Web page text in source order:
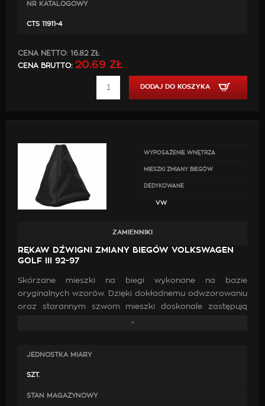
NR KATALOGOWY
CTS 11911-4
CENA NETTO: 16.82 ZŁ
CENA BRUTTO: 20.69 ZŁ
DODAJ DO KOSZYKA
WYPOSAŻENIE WNĘTRZA
MIESZKI ZMIANY BIEGÓW
DEDYKOWANE
VW
ZAMIENNIKI
RĘKAW DŹWIGNI ZMIANY BIEGÓW VOLKSWAGEN
GOLF III 92-97
Skórzane mieszki na biegi wykonane na bazie
oryginalnych wzorów. Dzięki dokładnemu odwzorowaniu
oraz starannym szwom mieszki doskonale zastępują
oryginalne. Wykonanie ich z wysokiej jakości skóry oraz
się do poprawy estetyki wewnątrz samochodu.
JEDNOSTKA MIARY
SZT.
STAN MAGAZYNOWY